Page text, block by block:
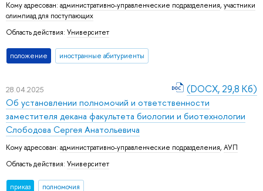
Кому адресован: административно-управленческие подразделения, участники
олимпиад для поступающих
Область действия: Университет
положение иностранные абитуриенты
28.04.2025
Об установлении полномочий и ответственности
заместителя декана факультета биологии и биотехнологии
Слободова Сергея Анатольевича
Кому адресован: административно-управленческие подразделения, АУП
Область действия: Университет
приказ полномочия
(DOCX, 29,8 Кб)